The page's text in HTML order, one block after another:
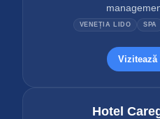
VENEȚIA LIDO SPA
Vizitează
Hotel